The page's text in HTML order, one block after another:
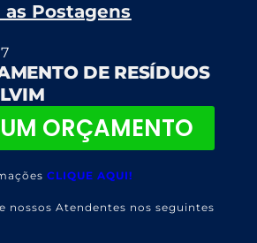
Postagens
DE RESÍDUOS
ORÇAMENTO
CLIQUE AQUI!
nossos Atendentes nos seguintes